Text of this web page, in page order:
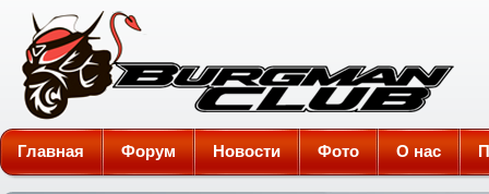
Burgman-Club
Главная Форум Новости Фото О нас